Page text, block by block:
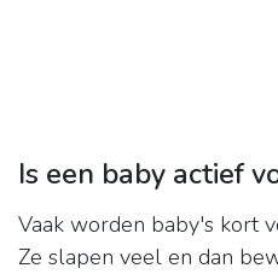
Is een baby actief
Vaak worden baby's kort
Ze slapen veel en dan